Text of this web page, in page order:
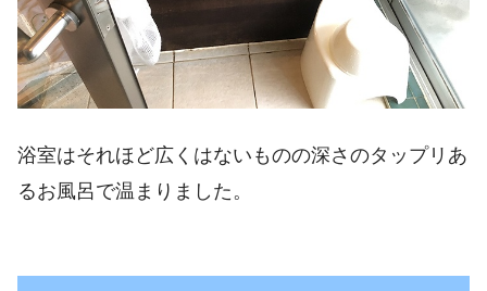
浴室はそれほど広くはないものの深さのタップリあ
るお風呂で温まりました。